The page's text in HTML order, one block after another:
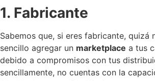
1. Fabricante
Sabemos que, si eres fabricante, quizá
sencillo agregar un marketplace a tus
debido a compromisos con tus
sencillamente, no cuentas con la